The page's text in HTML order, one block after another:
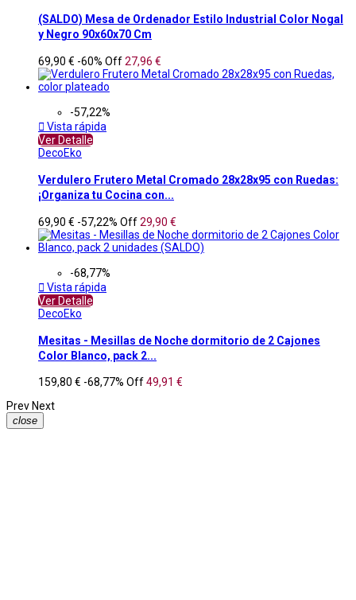
(SALDO) Mesa de Ordenador Estilo Industrial Color Nogal
y Negro 90x60x70 Cm
69,90 € -60% Off27,96 €
-57,22%
 Vista rápida
Ver Detalle
DecoEko
Verdulero Frutero Metal Cromado 28x28x95 con Ruedas:
¡Organiza tu Cocina con...
69,90 € -57,22% Off29,90 €
-68,77%
 Vista rápida
Ver Detalle
DecoEko
Mesitas - Mesillas de Noche dormitorio de 2 Cajones
Color Blanco, pack 2...
159,80 € -68,77% Off49,91 €
Prev Next
close